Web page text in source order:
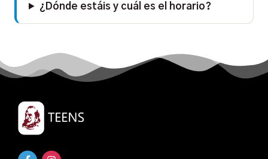
¿Dónde estáis y cuál es el horario?